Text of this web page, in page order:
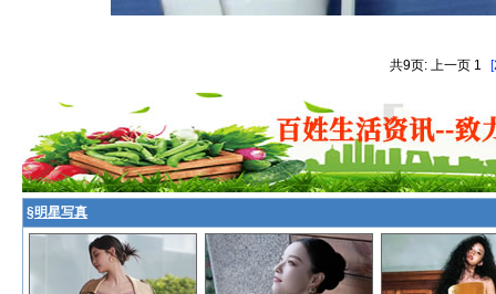
共9页: 上一页 1
§明星写真